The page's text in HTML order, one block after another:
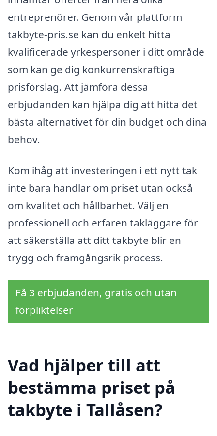
entreprenörer. Genom vår plattform
takbyte-pris.se kan du enkelt hitta
kvalificerade yrkespersoner i ditt område
som kan ge dig konkurrenskraftiga
prisförslag. Att jämföra dessa
erbjudanden kan hjälpa dig att hitta det
bästa alternativet för din budget och dina
behov.
Kom ihåg att investeringen i ett nytt tak
inte bara handlar om priset utan också
om kvalitet och hållbarhet. Välj en
professionell och erfaren takläggare för
att säkerställa att ditt takbyte blir en
trygg och framgångsrik process.
Få 3 erbjudanden, gratis och utan
förpliktelser
Vad hjälper till att
bestämma priset på
takbyte i Tallåsen?